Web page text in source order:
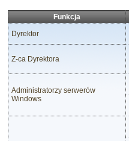
Funkcja
Dyrektor
Z-ca Dyrektora
Administratorzy serwerów
Windows